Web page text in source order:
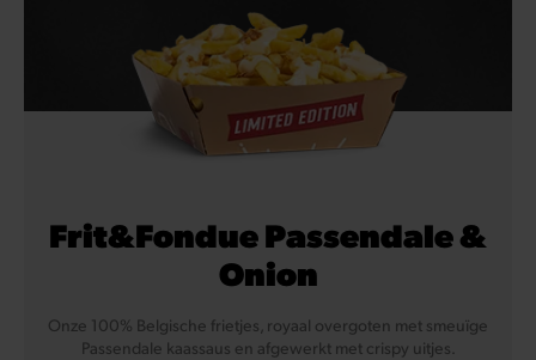
Frit&Fondue Passendale &
Onion
Onze 100% Belgische frietjes, royaal overgoten met smeuïge
Passendale kaassaus en afgewerkt met crispy uitjes.